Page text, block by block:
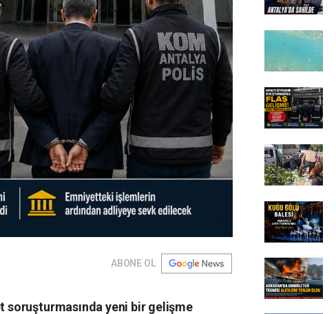
ABONE OL
soruşturmasında yeni bir gelişme